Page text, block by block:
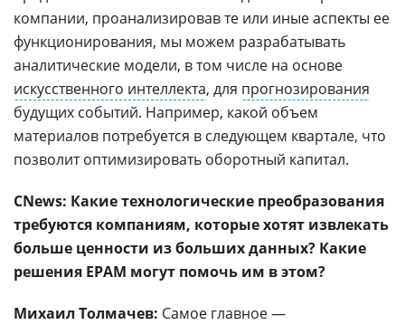
компании, проанализировав те или иные аспекты ее
функционирования, мы можем разрабатывать
аналитические модели, в том числе на основе
искусственного интеллекта, для прогнозирования
будущих событий. Например, какой объем
материалов потребуется в следующем квартале, что
позволит оптимизировать оборотный капитал.
CNews: Какие технологические преобразования
требуются компаниям, которые хотят извлекать
больше ценности из больших данных? Какие
решения EPAM могут помочь им в этом?
Михаил Толмачев: Самое главное —